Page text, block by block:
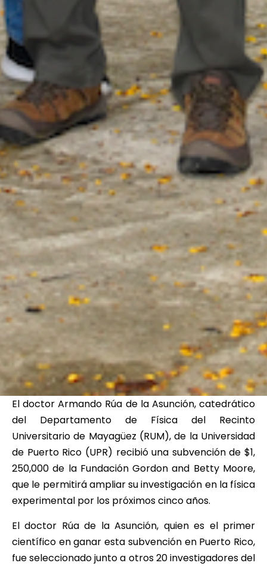
El doctor Armando Rúa de la Asunción, catedrático
del Departamento de Física del Recinto
Universitario de Mayagüez (RUM), de la Universidad
de Puerto Rico (UPR) recibió una subvención de $1,
250,000 de la Fundación Gordon and Betty Moore,
que le permitirá ampliar su investigación en la física
experimental por los próximos cinco años.
El doctor Rúa de la Asunción, quien es el primer
científico en ganar esta subvención en Puerto Rico,
fue seleccionado junto a otros 20 investigadores del